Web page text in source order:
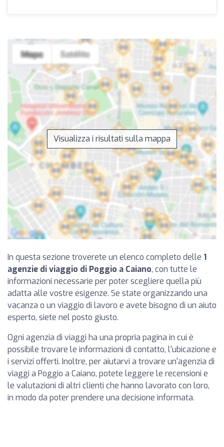
Visualizza i risultati sulla mappa
In questa sezione troverete un elenco completo delle 1
agenzie di viaggio di Poggio a Caiano, con tutte le
informazioni necessarie per poter scegliere quella più
adatta alle vostre esigenze. Se state organizzando una
vacanza o un viaggio di lavoro e avete bisogno di un aiuto
esperto, siete nel posto giusto.
Ogni agenzia di viaggi ha una propria pagina in cui è
possibile trovare le informazioni di contatto, l'ubicazione e
i servizi offerti. Inoltre, per aiutarvi a trovare un'agenzia di
viaggi a Poggio a Caiano, potete leggere le recensioni e
le valutazioni di altri clienti che hanno lavorato con loro,
in modo da poter prendere una decisione informata.